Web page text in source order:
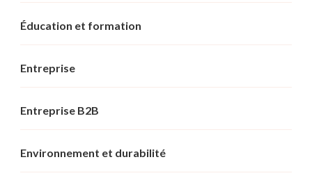
Éducation et formation
Entreprise
Entreprise B2B
Environnement et durabilité